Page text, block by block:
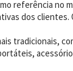
referência no
dos
tradicionais,